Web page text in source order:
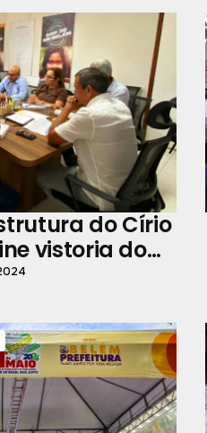
do Círio
vistoria do
a próxima